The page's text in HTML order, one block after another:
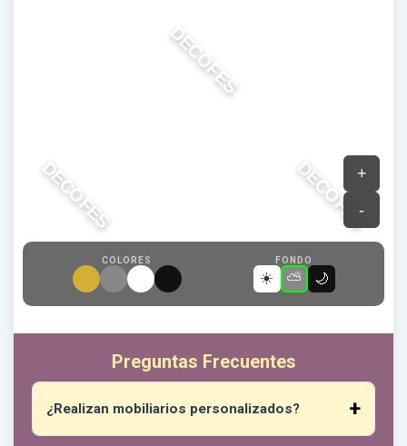
DECOFES DECOFES
DECOFES
COLORES FONDO
☀️ ⛅ 🌙
Preguntas Frecuentes
¿Realizan mobiliarios personalizados?